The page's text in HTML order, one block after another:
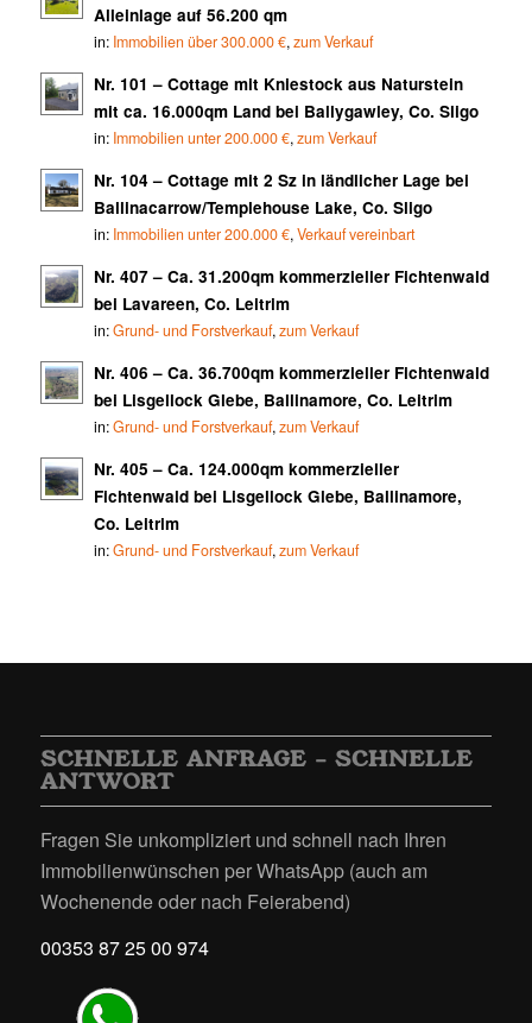
Alleinlage auf 56.200 qm
in: Immobilien über 300.000 €,zum Verkauf
Nr. 101 – Cottage mit Kniestock aus Naturstein
mit ca. 16.000qm Land bei Ballygawley, Co. Sligo
in: Immobilien unter 200.000 €,zum Verkauf
Nr. 104 – Cottage mit 2 Sz in ländlicher Lage bei
Ballinacarrow/Templehouse Lake, Co. Sligo
in: Immobilien unter 200.000 €,Verkauf vereinbart
Nr. 407 – Ca. 31.200qm kommerzieller Fichtenwald
bei Lavareen, Co. Leitrim
in:Grund- und Forstverkauf,zum Verkauf
Nr. 406 – Ca. 36.700qm kommerzieller Fichtenwald
bei Lisgellock Glebe, Ballinamore, Co. Leitrim
in:Grund- und Forstverkauf,zum Verkauf
Nr. 405 – Ca. 124.000qm kommerzieller
Fichtenwald bei Lisgellock Glebe, Ballinamore,
Co. Leitrim
in:Grund- und Forstverkauf,zum Verkauf
SCHNELLE ANFRAGE – SCHNELLE
ANTWORT
Fragen Sie unkompliziert und schnell nach Ihren
Immobilienwünschen per WhatsApp (auch am
Wochenende oder nach Feierabend)
00353 87 25 00 974